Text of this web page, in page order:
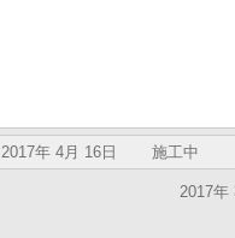
2017年 4月 16日 施工中
2017年